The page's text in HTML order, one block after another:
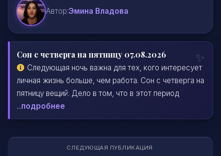
Автор:Эмина Владова
Сон с четверга на пятницу 07.08.2026
Следующая ночь важна для тех, кого интересует
личная жизнь больше, чем работа. Сон с четверга на
пятницу вещий. Дело в том, что в этот период
...подробнее
СЛЕДУЮЩАЯ ПУБЛИКАЦИЯ